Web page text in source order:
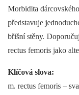
Morbidita
představuje
břišní stěny.
rectus femoris jako
Klíčová slova:
m. rectus femoris –⁠